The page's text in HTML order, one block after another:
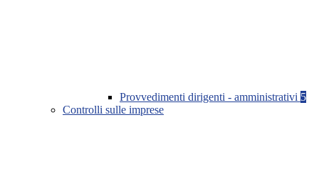
Provvedimenti dirigenti - amministrativi 5
Controlli sulle imprese